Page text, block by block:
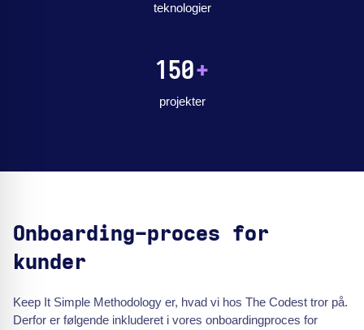
teknologier
150+
projekter
Onboarding-proces for
kunder
Keep It Simple Methodology er, hvad vi hos The Codest tror på.
Derfor er følgende inkluderet i vores onboardingproces for